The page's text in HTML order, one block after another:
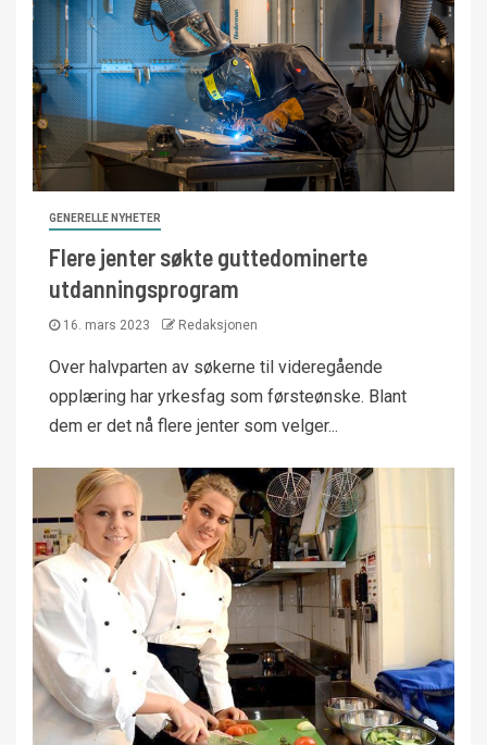
GENERELLE NYHETER
Flere jenter søkte guttedominerte
utdanningsprogram
16. mars 2023 Redaksjonen
Over halvparten av søkerne til videregående
opplæring har yrkesfag som førsteønske. Blant
dem er det nå flere jenter som velger...